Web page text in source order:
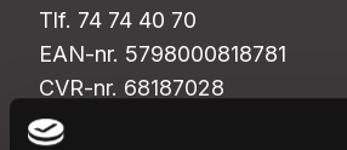
Tlf. 74 74 40 70
EAN-nr. 5798000818781
CVR-nr. 68187028